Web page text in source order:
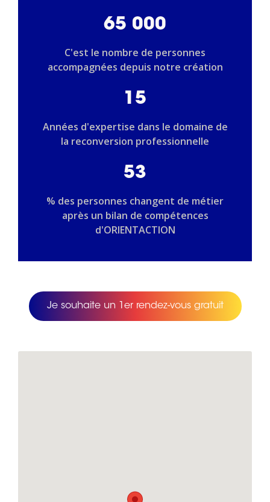
65 000
C'est le nombre de personnes
accompagnées depuis notre création
15
Années d'expertise dans le domaine de
la reconversion professionnelle
53
% des personnes changent de métier
après un bilan de compétences
d'ORIENTACTION
Je souhaite un 1er rendez-vous gratuit